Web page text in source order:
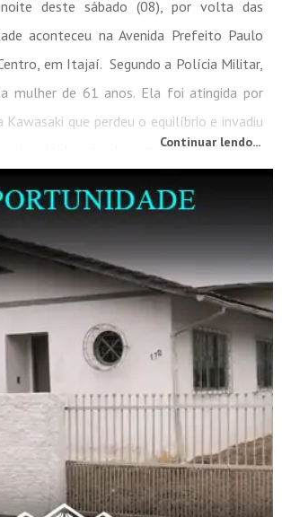
deste sábado (08), por volta das
aconteceu na Avenida Prefeito Paulo
em Itajaí. Segundo a Polícia Militar,
mulher de 61 anos. Ela foi atingida por
que perdeu o equilíbrio e invadiu
do rápido atendimento das equipes de
Continuar lendo...